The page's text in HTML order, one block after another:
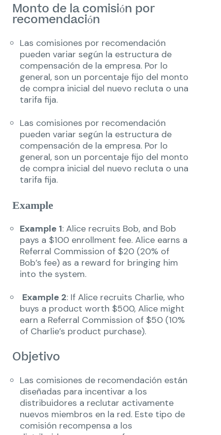
Monto de la comisión por
recomendación
Las comisiones por recomendación
pueden variar según la estructura de
compensación de la empresa. Por lo
general, son un porcentaje fijo del monto
de compra inicial del nuevo recluta o una
tarifa fija.
Las comisiones por recomendación
pueden variar según la estructura de
compensación de la empresa. Por lo
general, son un porcentaje fijo del monto
de compra inicial del nuevo recluta o una
tarifa fija.
Example
Example 1: Alice recruits Bob, and Bob
pays a $100 enrollment fee. Alice earns a
Referral Commission of $20 (20% of
Bob’s fee) as a reward for bringing him
into the system.
Example 2: If Alice recruits Charlie, who
buys a product worth $500, Alice might
earn a Referral Commission of $50 (10%
of Charlie’s product purchase).
Objetivo
Las comisiones de recomendación están
diseñadas para incentivar a los
distribuidores a reclutar activamente
nuevos miembros en la red. Este tipo de
comisión recompensa a los